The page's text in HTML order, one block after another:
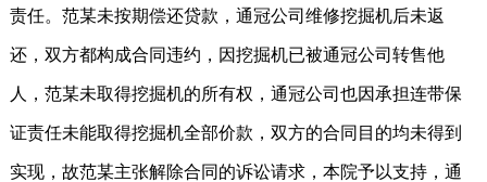
责任。范某未按期偿还贷款，通冠公司维修挖掘机后未返
还，双方都构成合同违约，因挖掘机已被通冠公司转售他
人，范某未取得挖掘机的所有权，通冠公司也因承担连带保
证责任未能取得挖掘机全部价款，双方的合同目的均未得到
实现，故范某主张解除合同的诉讼请求，本院予以支持，通